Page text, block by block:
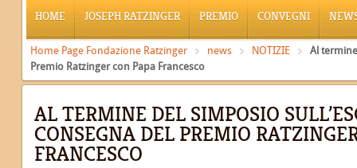
HOME JOSEPH RATZINGER PREMIO CONVEGNI
Home Page Fondazione Ratzinger news NOTIZIE
Al
Premio Ratzinger con Papa Francesco
AL TERMINE DEL SIMPOSIO
CONSEGNA DEL PREMIO
FRANCESCO